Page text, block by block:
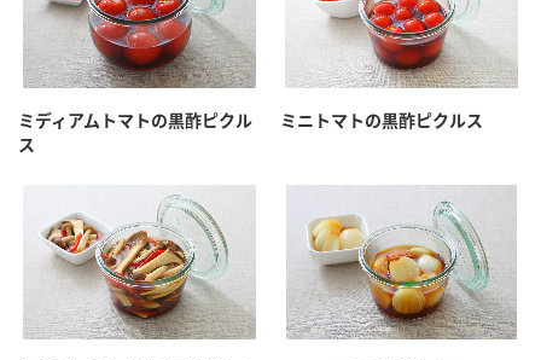
ミディアムトマトの黒酢ピクル
ス
ミニトマトの黒酢ピクルス